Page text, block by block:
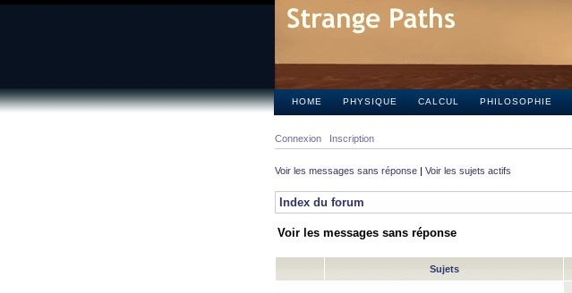
HOME PHYSIQUE CALCUL PHILOSOPHIE
Connexion Inscription
Voir les messages sans réponse | Voir les sujets actifs
Index du forum
Voir les messages sans réponse
Sujets